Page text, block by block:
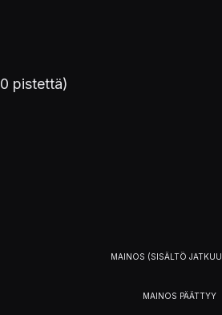
pistettä)